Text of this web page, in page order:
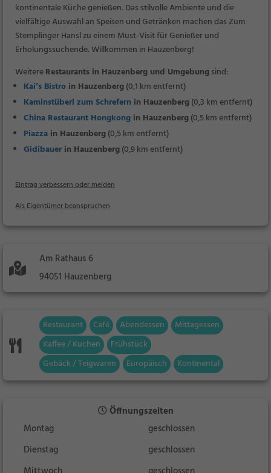
kontinentale Küche genießen. Das stilvolle Ambiente und die
vielfältige Auswahl an Speisen und Getränken machen das Zum
Stemplinger Hansl zu einem Must-Visit für Genießer und
Erholungssuchende. Willkommen in Hauzenberg!
WeitereRestaurants in Hauzenberg und Umgebungsind:
Kai’s Bistro in Hauzenberg(0,1 km entfernt)
Kaminstüberl zum Schrefern in Hauzenberg(0,3 km entfernt)
China Restaurant Hongkong in Hauzenberg(0,5 km entfernt)
Piazza in Hauzenberg(0,5 km entfernt)
Gidibauer in Hauzenberg(0,9 km entfernt)
Eintrag verbessern oder melden
Als Eigentümer beanspruchen
Am Rathaus 6
94051 Hauzenberg
Restaurant Café Abendessen
Mittagessen
Kaffee / Kuchen
Frühstück
Gebäck / Teigwaren
Europäisch Kontinental
Öffnungszeiten
Montag
geschlossen
Dienstag
geschlossen